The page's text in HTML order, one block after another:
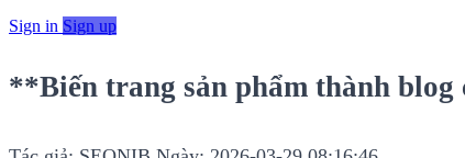
Sign in Sign up
**Biến trang sản phẩm thành